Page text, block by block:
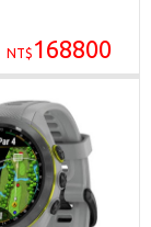
NT$ 168800